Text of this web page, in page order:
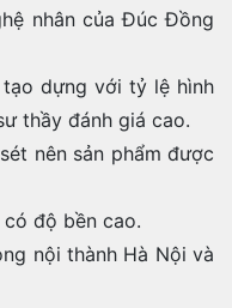
nhân của Đúc Đồng
dựng với tỷ lệ hình
thầy đánh giá cao.
nên sản phẩm được
độ bền cao.
nội thành Hà Nội và